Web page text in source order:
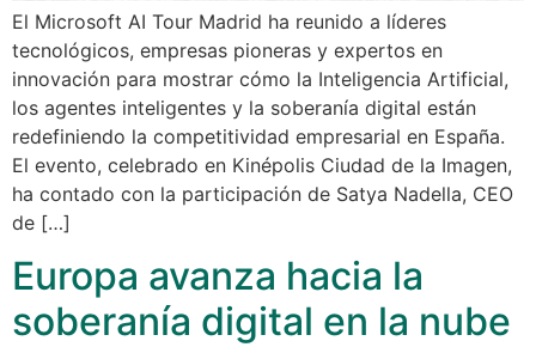
El Microsoft AI Tour Madrid ha reunido a líderes
tecnológicos, empresas pioneras y expertos en
innovación para mostrar cómo la Inteligencia Artificial,
los agentes inteligentes y la soberanía digital están
redefiniendo la competitividad empresarial en España.
El evento, celebrado en Kinépolis Ciudad de la Imagen,
ha contado con la participación de Satya Nadella, CEO
de […]
Europa avanza hacia la
soberanía digital en la nube